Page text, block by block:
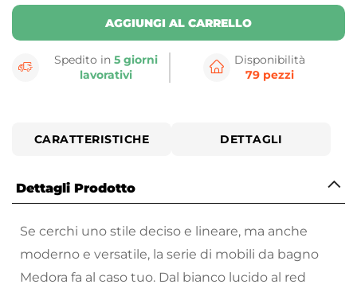
AGGIUNGI AL CARRELLO
Spedito in5 giorni
lavorativi
Disponibilità
79 pezzi
CARATTERISTICHE DETTAGLI
Dettagli Prodotto
Se cerchi uno stile deciso e lineare, ma anche
moderno e versatile, la serie di mobili da bagno
Medora fa al caso tuo. Dal bianco lucido al red